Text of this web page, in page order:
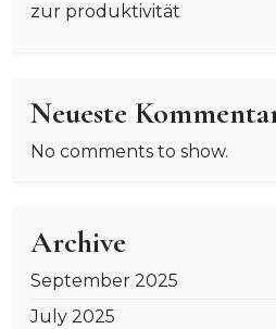
zur produktivität
Neueste
No comments to show.
Archive
September 2025
July 2025